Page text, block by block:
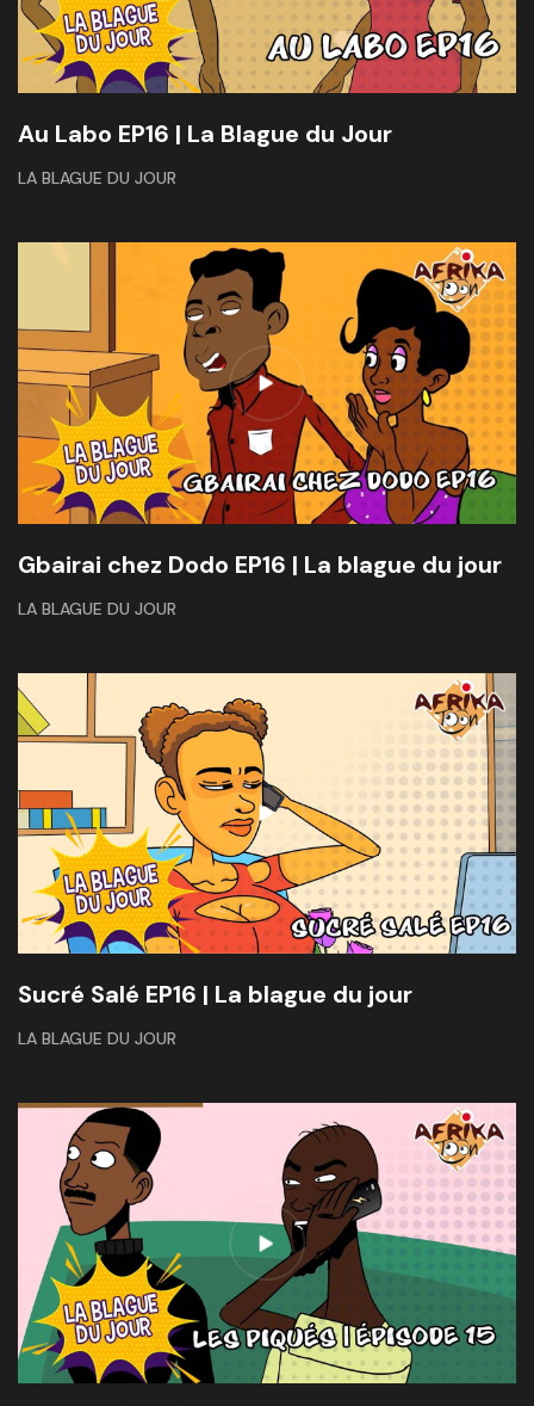
Au Labo EP16 | La Blague du Jour
LA BLAGUE DU JOUR
Gbairai chez Dodo EP16 | La blague du jour
LA BLAGUE DU JOUR
Sucré Salé EP16 | La blague du jour
LA BLAGUE DU JOUR